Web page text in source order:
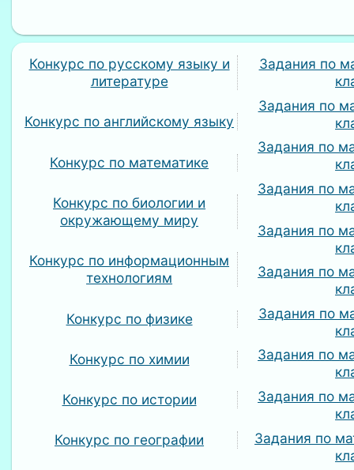
Конкурс по русскому языку и
литературе
Конкурс по английскому языку
Конкурс по математике
Конкурс по биологии и
окружающему миру
Конкурс по информационным
технологиям
Конкурс по физике
Конкурс по химии
Конкурс по истории
Конкурс по географии
Задания по
Задания по
Задания по
Задания по
Задания по
Задания по
Задания по
Задания по
Задания по
Задания по